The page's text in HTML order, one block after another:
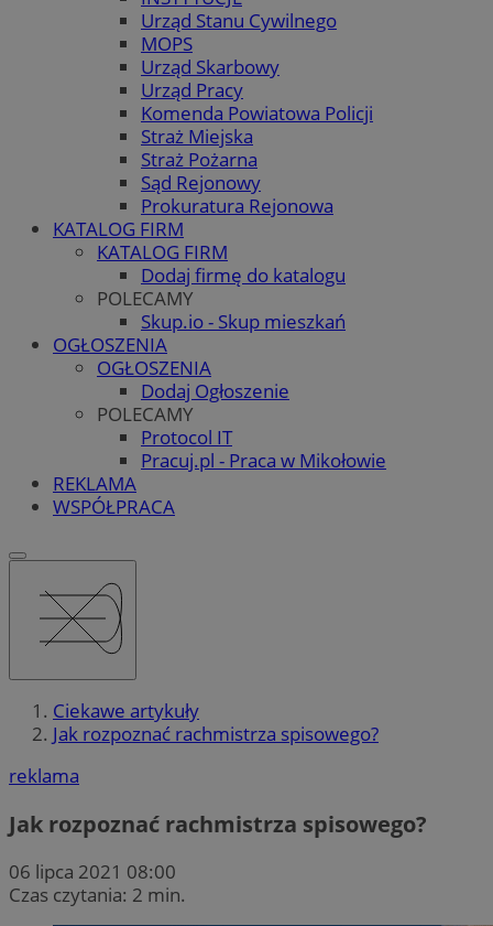
Urząd Stanu Cywilnego
MOPS
Urząd Skarbowy
Urząd Pracy
Komenda Powiatowa Policji
Straż Miejska
Straż Pożarna
Sąd Rejonowy
Prokuratura Rejonowa
KATALOG FIRM
KATALOG FIRM
Dodaj firmę do katalogu
POLECAMY
Skup.io - Skup mieszkań
OGŁOSZENIA
OGŁOSZENIA
Dodaj Ogłoszenie
POLECAMY
Protocol IT
Pracuj.pl - Praca w Mikołowie
REKLAMA
WSPÓŁPRACA
Ciekawe artykuły
Jak rozpoznać rachmistrza spisowego?
reklama
Jak rozpoznać rachmistrza spisowego?
06 lipca 2021 08:00
Czas czytania: 2 min.